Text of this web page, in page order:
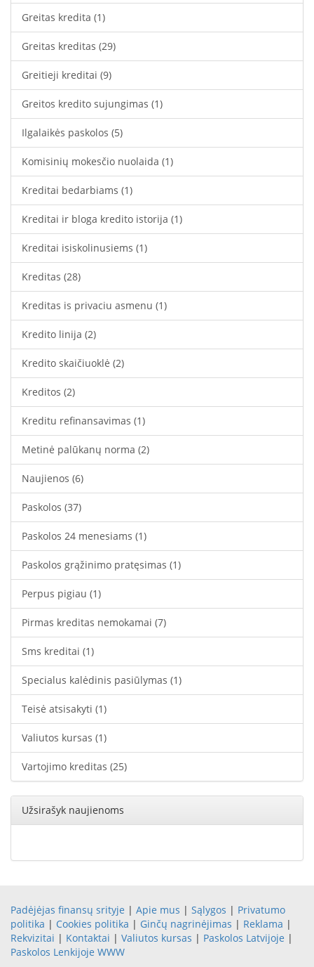
Greitas kredita (1)
Greitas kreditas (29)
Greitieji kreditai (9)
Greitos kredito sujungimas (1)
Ilgalaikės paskolos (5)
Komisinių mokesčio nuolaida (1)
Kreditai bedarbiams (1)
Kreditai ir bloga kredito istorija (1)
Kreditai isiskolinusiems (1)
Kreditas (28)
Kreditas is privaciu asmenu (1)
Kredito linija (2)
Kredito skaičiuoklė (2)
Kreditos (2)
Kreditu refinansavimas (1)
Metinė palūkanų norma (2)
Naujienos (6)
Paskolos (37)
Paskolos 24 menesiams (1)
Paskolos grąžinimo pratęsimas (1)
Perpus pigiau (1)
Pirmas kreditas nemokamai (7)
Sms kreditai (1)
Specialus kalėdinis pasiūlymas (1)
Teisė atsisakyti (1)
Valiutos kursas (1)
Vartojimo kreditas (25)
Užsirašyk naujienoms
Padėjėjas finansų srityje | Apie mus | Sąlygos | Privatumo
politika | Cookies politika | Ginčų nagrinėjimas | Reklama |
Rekvizitai | Kontaktai | Valiutos kursas | Paskolos Latvijoje |
Paskolos Lenkijoje WWW